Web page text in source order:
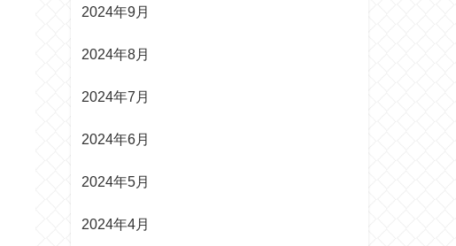
2024年9月
2024年8月
2024年7月
2024年6月
2024年5月
2024年4月